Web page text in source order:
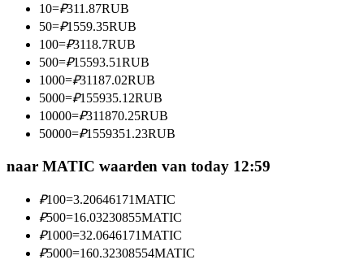
Word een Copy Trader
Geniet van winstdeling en copy trading commissies
Informatie
10=₽311.87RUB
50=₽1559.35RUB
100=₽3118.7RUB
500=₽15593.51RUB
1000=₽31187.02RUB
5000=₽155935.12RUB
10000=₽311870.25RUB
50000=₽1559351.23RUB
naar MATIC waarden van today 12:59
₽100=3.20646171MATIC
₽500=16.03230855MATIC
₽1000=32.0646171MATIC
₽5000=160.32308554MATIC